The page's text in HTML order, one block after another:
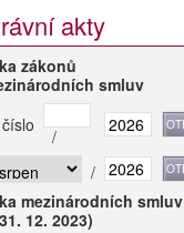
akty
zákonů
smluv
číslo
/
/
mezinárodních smluv
12. 2023)